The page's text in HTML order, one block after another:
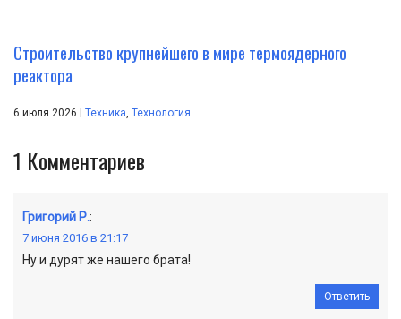
Строительство крупнейшего в мире термоядерного
реактора
6 июля 2026 Техника, Технология
1 Комментариев
Григорий Р.:
7 июня 2016 в 21:17
Ну и дурят же нашего брата!
Ответить